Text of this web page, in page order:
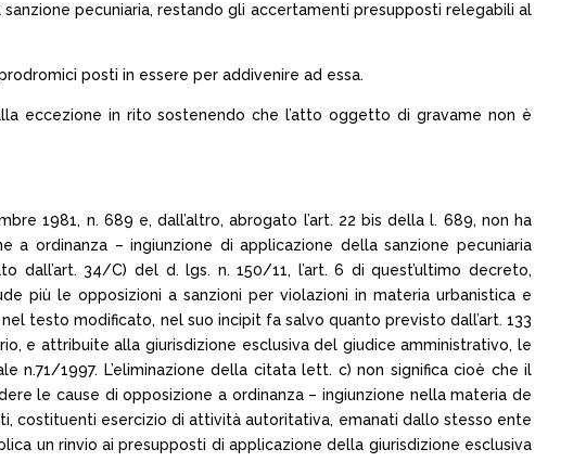
pecuniaria, restando gli accertamenti presupposti relegabili al
posti in essere per addivenire ad essa.
eccezione in rito sostenendo che l’atto oggetto di gravame non è
1981, n. 689 e, dall’altro, abrogato l’art. 22 bis della l. 689, non ha
a ordinanza – ingiunzione di applicazione della sanzione pecuniaria
34/C) del d. lgs. n. 150/11, l’art. 6 di quest’ultimo decreto,
più le opposizioni a sanzioni per violazioni in materia urbanistica e
testo modificato, nel suo incipit fa salvo quanto previsto dall’art. 133
e attribuite alla giurisdizione esclusiva del giudice amministrativo, le
n.71/1997. L’eliminazione della citata lett. c) non significa cioè che il
le cause di opposizione a ordinanza – ingiunzione nella materia de
costituenti esercizio di attività autoritativa, emanati dallo stesso ente
un rinvio ai presupposti di applicazione della giurisdizione esclusiva